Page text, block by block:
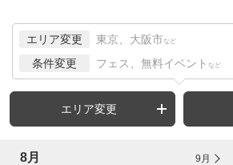
エリア変更 東京、大阪市 など
条件変更 フェス、無料イベント など
エリア変更
8月 9月